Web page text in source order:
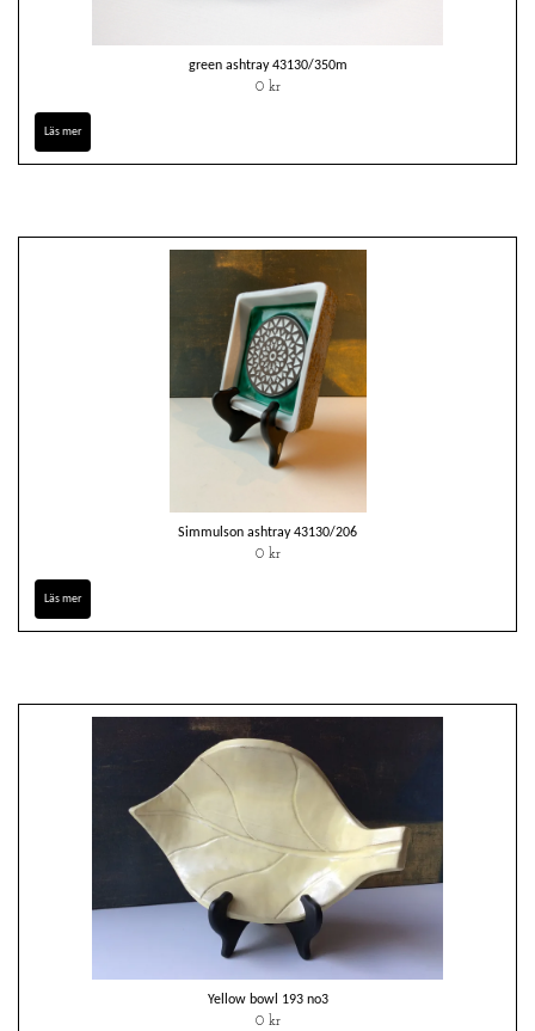
green ashtray 43130/350m
0 kr
Läs mer
Simmulson ashtray 43130/206
0 kr
Läs mer
Yellow bowl 193 no3
0 kr